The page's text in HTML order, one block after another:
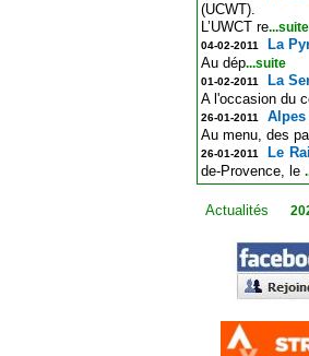
(UCWT).
L’UWCT re...suite
04-02-2011 La
Au dép...suite
01-02-2011 La
A l'occasion du
26-01-2011 Alpes
Au menu, des
26-01-2011 Le
de-Provence, le
Actualités